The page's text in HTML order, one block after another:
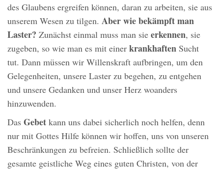
des Glaubens ergreifen können, daran zu arbeiten, sie aus
unserem Wesen zu tilgen. Aber wie bekämpft man
Laster? Zunächst einmal muss man sie erkennen, sie
zugeben, so wie man es mit einer krankhaften Sucht
tut. Dann müssen wir Willenskraft aufbringen, um den
Gelegenheiten, unsere Laster zu begehen, zu entgehen
und unsere Gedanken und unser Herz woanders
hinzuwenden.
Das Gebet kann uns dabei sicherlich noch helfen, denn
nur mit Gottes Hilfe können wir hoffen, uns von unseren
Beschränkungen zu befreien. Schließlich sollte der
gesamte geistliche Weg eines guten Christen, von der